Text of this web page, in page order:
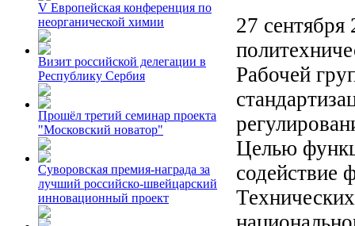
V Европейская конференция по
неорганической химии
Визит российской делегации в
Республику Сербия
Прошёл третий семинар проекта
"Московский новатор"
Суворовская премия-награда за
лучший российско-швейцарский
инновационный проект
27
Рабочей
Целью
содействие